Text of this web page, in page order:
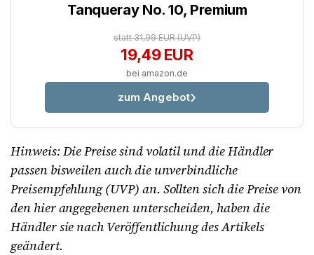
Tanqueray No. 10, Premium
statt 31,99 EUR(UVP)
19,49 EUR
bei amazon.de
zum Angebot
Hinweis: Die Preise sind volatil und die Händler
passen bisweilen auch die unverbindliche
Preisempfehlung (UVP) an. Sollten sich die Preise von
den hier angegebenen unterscheiden, haben die
Händler sie nach Veröffentlichung des Artikels
geändert.